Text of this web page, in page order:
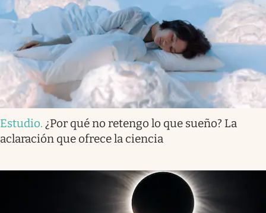
Estudio. ¿Por qué no retengo lo que sueño? La
aclaración que ofrece la ciencia